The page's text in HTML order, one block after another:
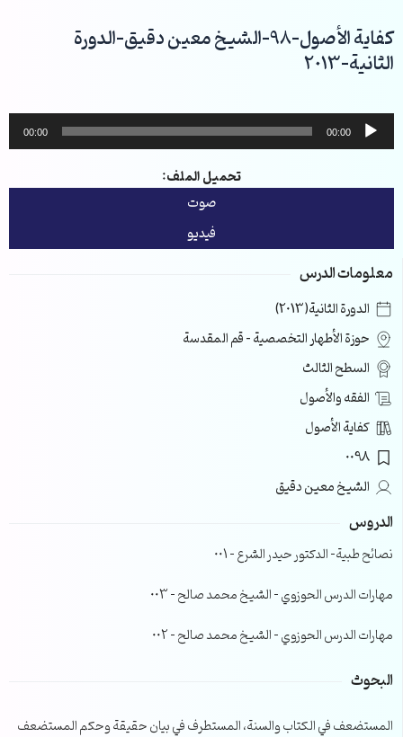
إلى
المحتوى
كفاية الأصول-98-الشيخ معين دقيق-الدورة
الثانية-2013
مشغل
الصوت
00:00
00:00
تحميل الملف:
صوت
فيديو
معلومات الدرس
الدورة الثانية(2013)
حوزة الأطهار التخصصية – قم المقدسة
السطح الثالث
الفقه والأصول
كفاية الأصول
0098
الشيخ معين دقيق
الدروس
نصائح طبية- الدكتور حيدر الشرع – 001
مهارات الدرس الحوزوي – الشيخ محمد صالح – 003
مهارات الدرس الحوزوي – الشيخ محمد صالح – 002
البحوث
المستضعف في الكتاب والسنة، المستطرف في بيان حقيقة وحكم المستضعف